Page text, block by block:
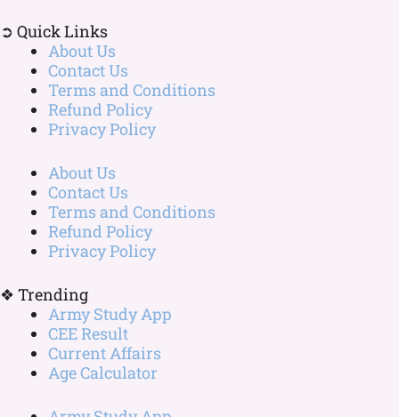
➲ Quick Links
About Us
Contact Us
Terms and Conditions
Refund Policy
Privacy Policy
About Us
Contact Us
Terms and Conditions
Refund Policy
Privacy Policy
❖ Trending
Army Study App
CEE Result
Current Affairs
Age Calculator